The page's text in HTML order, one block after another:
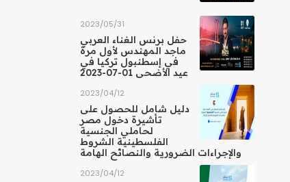
31‏/05‏/2023
حفل برنس الغناء العربي
ماجد المهندس لأول مرة
في إسطنبول تركيا في
عيد الأضحى 01-07-2023
12‏/04‏/2023
دليل شامل للحصول على
تأشيرة دخول مصر
لحاملي الجنسية
الفلسطينية الشروط
والإجراءات الضرورية والنصائح الهامة
12‏/04‏/2023